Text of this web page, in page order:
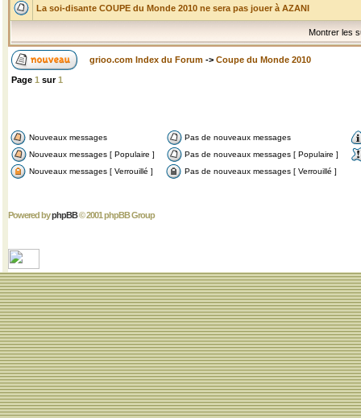
La soi-disante COUPE du Monde 2010 ne sera pas jouer à AZANI
Montrer les
grioo.com Index du Forum -> Coupe du Monde 2010
Page 1 sur1
Nouveaux messages
Pas de nouveaux messages
Nouveaux messages [ Populaire ]
Pas de nouveaux messages [ Populaire ]
Nouveaux messages [ Verrouillé ]
Pas de nouveaux messages [ Verrouillé ]
Powered byphpBB© 2001 phpBB Group